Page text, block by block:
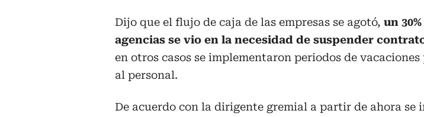
Dijo que el flujo de caja de las empresas se agotó, un
agencias se vio en la necesidad de suspender
en otros casos se implementaron periodos de vacaciones
al personal.
De acuerdo con la dirigente gremial a partir de ahora se